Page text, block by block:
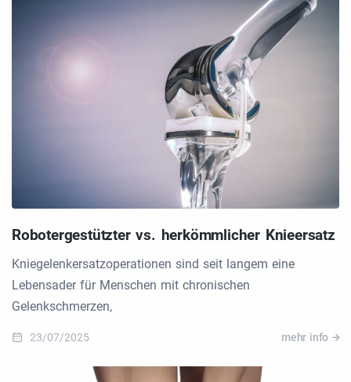
Robotergestützter vs. herkömmlicher Knieersatz
Kniegelenkersatzoperationen sind seit langem eine
Lebensader für Menschen mit chronischen
Gelenkschmerzen,
23/07/2025 mehr info